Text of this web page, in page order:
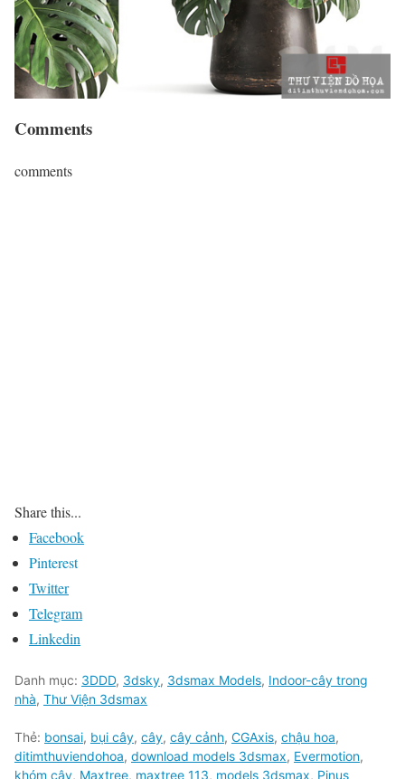
Comments
comments
Share this...
Facebook
Pinterest
Twitter
Telegram
Linkedin
Danh mục: 3DDD, 3dsky, 3dsmax Models, Indoor-cây trong
nhà, Thư Viện 3dsmax
Thẻ: bonsai, bụi cây, cây, cây cảnh, CGAxis, chậu hoa,
ditimthuviendohoa, download models 3dsmax, Evermotion,
khóm cây, Maxtree, maxtree 113, models 3dsmax, Pinus